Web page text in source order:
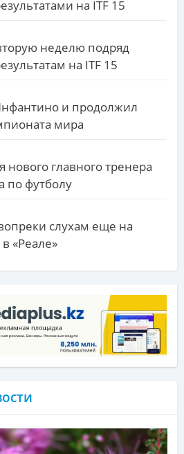
на ITF 15
неделю подряд
на ITF 15
и продолжил
мира
нового главного тренера
по футболу
слухам еще на
«Реале»